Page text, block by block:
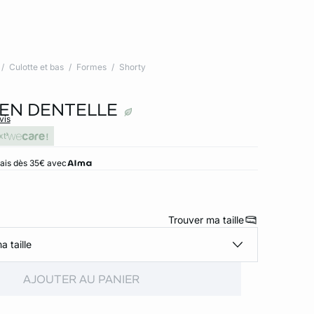
Culotte et bas Formes Shorty
DENTELLE
dès 35€ avec
Trouver ma taille
taille
AJOUTER AU PANIER